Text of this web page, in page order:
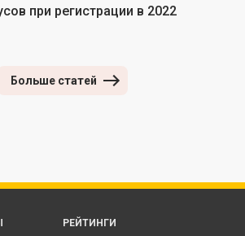
при регистрации в 2022
Больше статей
РЕЙТИНГИ